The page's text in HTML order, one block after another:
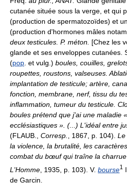
cutanée située sous la verge, et qui
(production de spermatozoïdes) et
(production d'hormones mâles
deux testicules. P. méton. [Chez les
glande et ses enveloppes cutanées.
(pop . et vulg.) boules, couilles,
roupettes, roustons, valseuses.
implantation de testicule; artère,
fonction, membrane, nerf, tissu du
inflammation, tumeur du testicule.
boules prétend que j'ai une maladie
ecclésiastiques ». (...) L'idéal entre
(FLAUB., Corresp. , 1867, p. 104). Le
la violence, la brutalité, les
combat du bœuf qui traîne la
L'Homme , 1935, p. 103). V. bourse1
de Garcin.